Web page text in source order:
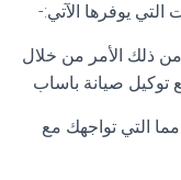
يوفرها الآتي:-
من ذلك الأمر من خلال
توكيل صيانة باساب
التي تواجهك مع